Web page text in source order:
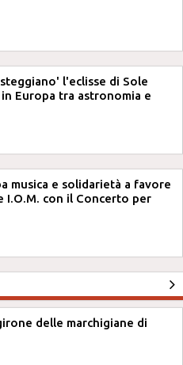
l'eclisse di Sole
Europa tra astronomia e
musica e solidarietà a favore
I.O.M. con il Concerto per
delle marchigiane di